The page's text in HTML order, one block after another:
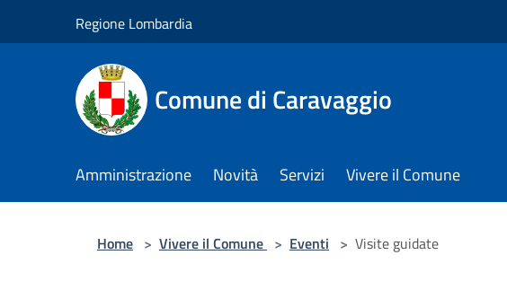
Regione Lombardia
Comune di Caravaggio
Amministrazione Novità Servizi Vivere il Comune
Home > Vivere il Comune > Eventi > Visite guidate